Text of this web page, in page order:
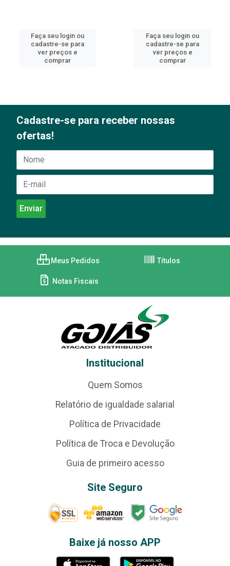
Faça seu login ou
cadastre-se para
ver preços e
comprar
Faça seu login ou
cadastre-se para
ver preços e
comprar
Cadastre-se para receber nossas
ofertas!
Meus Pedidos Títulos
Notas Fiscais
Institucional
Quem Somos
Relatório de igualdade salarial
Política de Privacidade
Política de Troca e Devolução
Guia de primeiro acesso
Site Seguro
Baixe já nosso APP